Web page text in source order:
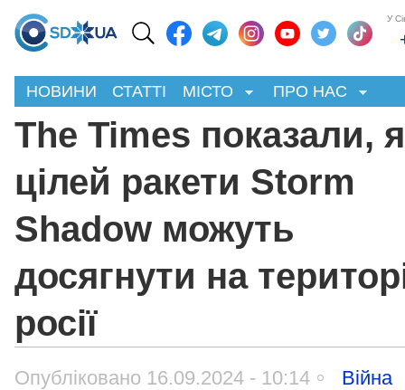
У
НОВИНИ СТАТТІ МІСТО ПРО НАС
The Times показали,
цілей ракети Storm
Shadow можуть
досягнути на
росії
Опубліковано 16.09.2024 - 10:14
Війна